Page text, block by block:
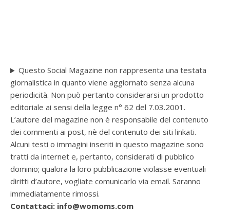
Questo Social Magazine non rappresenta una testata
giornalistica in quanto viene aggiornato senza alcuna
periodicità. Non può pertanto considerarsi un prodotto
editoriale ai sensi della legge n° 62 del 7.03.2001.
L’autore del magazine non è responsabile del contenuto
dei commenti ai post, nè del contenuto dei siti linkati.
Alcuni testi o immagini inseriti in questo magazine sono
tratti da internet e, pertanto, considerati di pubblico
dominio; qualora la loro pubblicazione violasse eventuali
diritti d’autore, vogliate comunicarlo via email. Saranno
immediatamente rimossi.
Contattaci: info@womoms.com